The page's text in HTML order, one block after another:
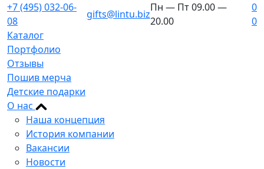
+7 (495) 032-06-
08
gifts@lintu.biz
Пн — Пт 09.00 —
20.00
0
0
Каталог
Портфолио
Отзывы
Пошив мерча
Детские подарки
О нас
Наша концепция
История компании
Вакансии
Новости